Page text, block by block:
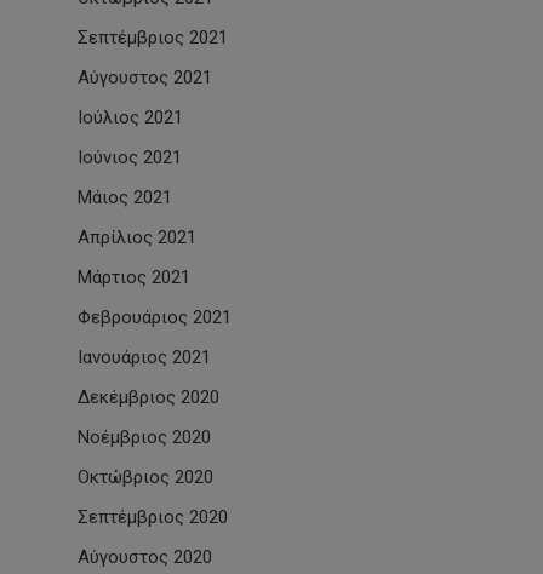
Σεπτέμβριος 2021
Αύγουστος 2021
Ιούλιος 2021
Ιούνιος 2021
Μάιος 2021
Απρίλιος 2021
Μάρτιος 2021
Φεβρουάριος 2021
Ιανουάριος 2021
Δεκέμβριος 2020
Νοέμβριος 2020
Οκτώβριος 2020
Σεπτέμβριος 2020
Αύγουστος 2020